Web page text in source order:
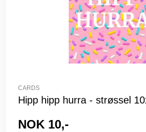
CARDS
Hipp hipp hurra - strøssel
NOK 10,-